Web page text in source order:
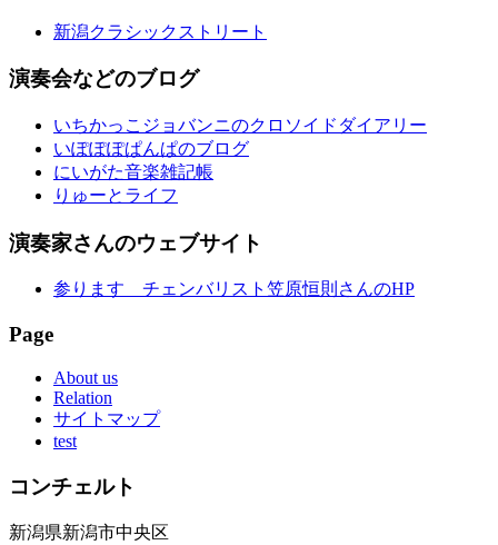
新潟クラシックストリート
演奏会などのブログ
いちかっこジョバンニのクロソイドダイアリー
いぽぽぽぱんぱのブログ
にいがた音楽雑記帳
りゅーとライフ
演奏家さんのウェブサイト
参ります チェンバリスト笠原恒則さんのHP
Page
About us
Relation
サイトマップ
test
コンチェルト
新潟県新潟市中央区